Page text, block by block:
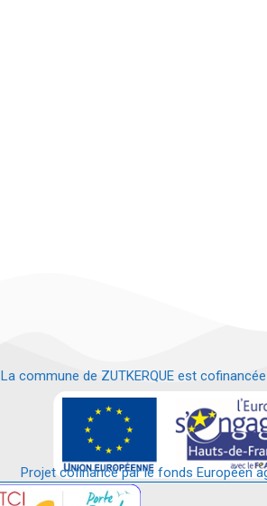
La commune de ZUTKERQUE est
et requalification
Projet cofinancé par le fonds Européen